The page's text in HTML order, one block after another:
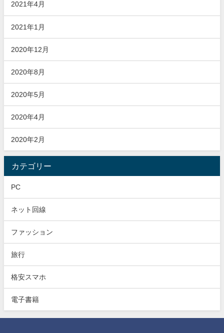
2021年4月
2021年1月
2020年12月
2020年8月
2020年5月
2020年4月
2020年2月
カテゴリー
PC
ネット回線
ファッション
旅行
格安スマホ
電子書籍